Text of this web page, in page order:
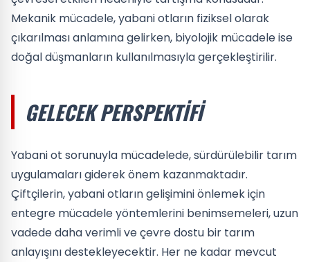
Mekanik mücadele, yabani otların fiziksel olarak
çıkarılması anlamına gelirken, biyolojik mücadele ise
doğal düşmanların kullanılmasıyla gerçekleştirilir.
GELECEK PERSPEKTIFI
Yabani ot sorunuyla mücadelede, sürdürülebilir tarım
uygulamaları giderek önem kazanmaktadır.
Çiftçilerin, yabani otların gelişimini önlemek için
entegre mücadele yöntemlerini benimsemeleri, uzun
vadede daha verimli ve çevre dostu bir tarım
anlayışını destekleyecektir. Her ne kadar mevcut